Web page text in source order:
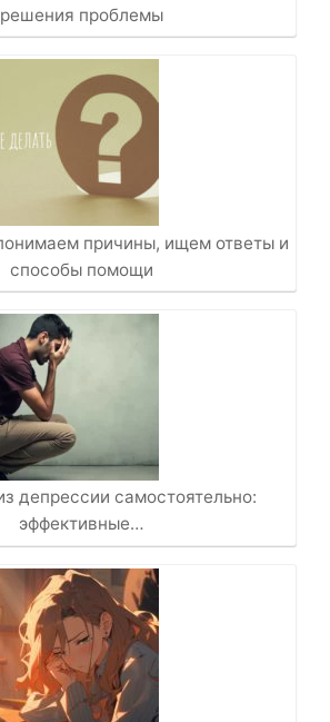
решения проблемы
причины, ищем ответы и
способы помощи
депрессии самостоятельно:
эффективные…